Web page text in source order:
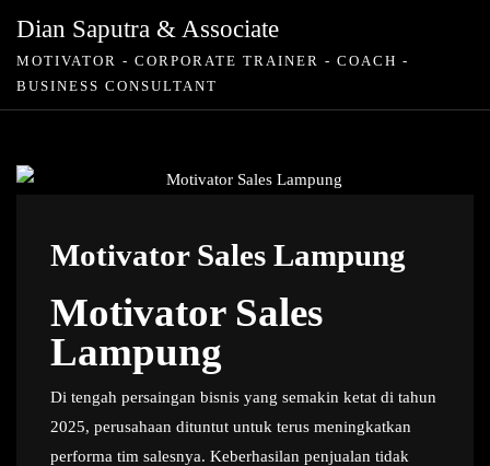
Dian Saputra & Associate
MOTIVATOR - CORPORATE TRAINER - COACH -
BUSINESS CONSULTANT
Motivator Sales Lampung
Motivator Sales
Lampung
Di tengah persaingan bisnis yang semakin ketat di tahun
2025, perusahaan dituntut untuk terus meningkatkan
performa tim salesnya. Keberhasilan penjualan tidak